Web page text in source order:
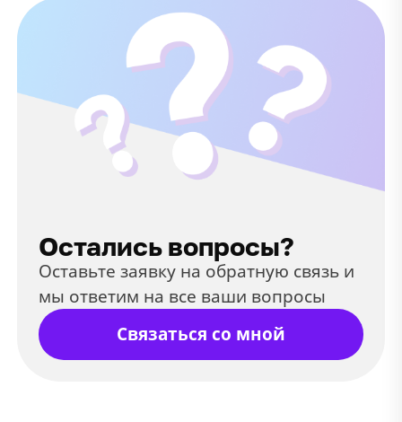
Остались вопросы?
Оставьте заявку на обратную связь и
мы ответим на все ваши вопросы
Связаться со мной